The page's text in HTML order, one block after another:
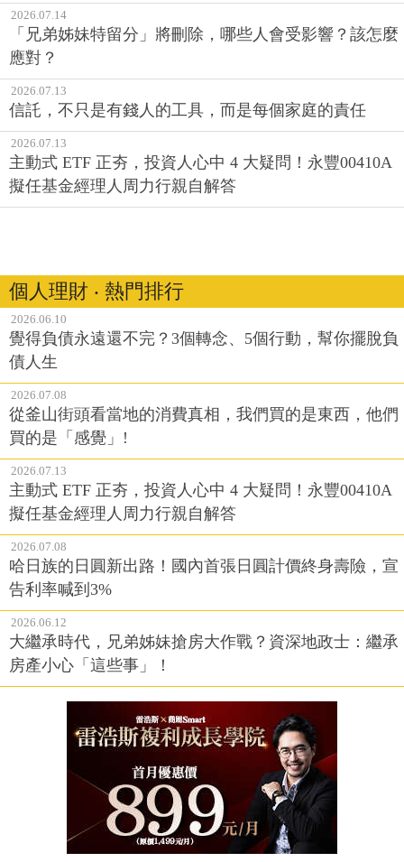
2026.07.14
「兄弟姊妹特留分」將刪除，哪些人會受影響？該怎麼
應對？
2026.07.13
信託，不只是有錢人的工具，而是每個家庭的責任
2026.07.13
主動式 ETF 正夯，投資人心中 4 大疑問！永豐00410A
擬任基金經理人周力行親自解答
個人理財 ‧ 熱門排行
2026.06.10
覺得負債永遠還不完？3個轉念、5個行動，幫你擺脫負
債人生
2026.07.08
從釜山街頭看當地的消費真相，我們買的是東西，他們
買的是「感覺」!
2026.07.13
主動式 ETF 正夯，投資人心中 4 大疑問！永豐00410A
擬任基金經理人周力行親自解答
2026.07.08
哈日族的日圓新出路！國內首張日圓計價終身壽險，宣
告利率喊到3%
2026.06.12
大繼承時代，兄弟姊妹搶房大作戰？資深地政士：繼承
房產小心「這些事」！